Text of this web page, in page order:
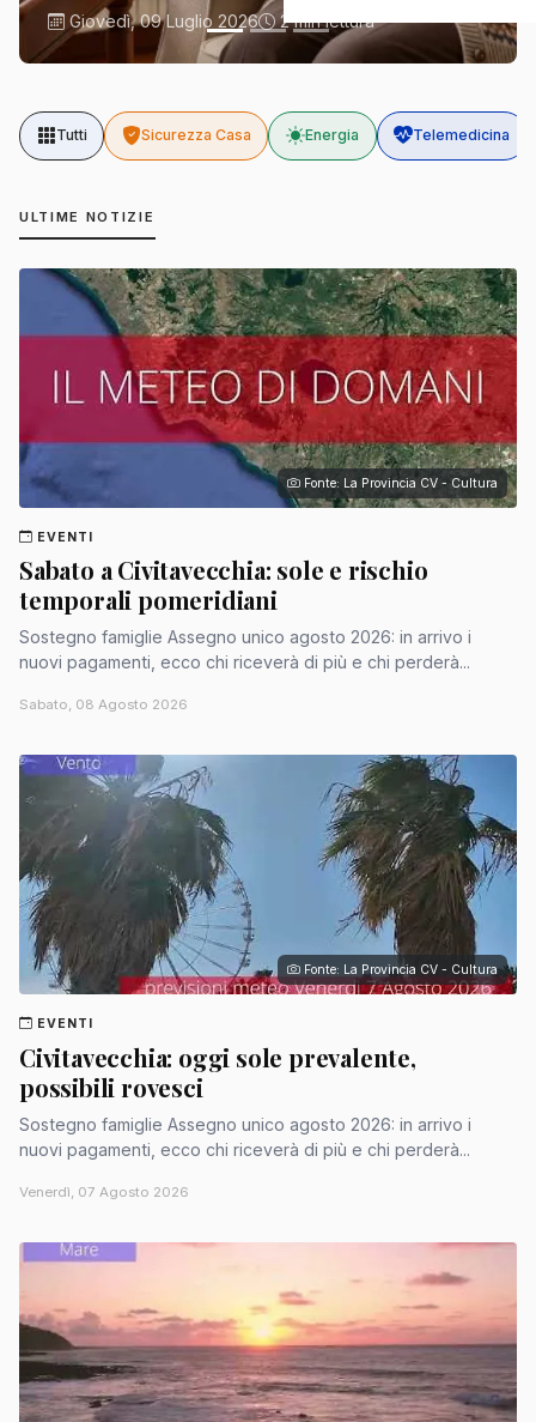
Giovedì, 09 Luglio 2026 2 min lettura
Tutti Sicurezza Casa Energia Telemedicina
ULTIME NOTIZIE
Fonte: La Provincia CV - Cultura
EVENTI
Sabato a Civitavecchia: sole e rischio
temporali pomeridiani
Sostegno famiglie Assegno unico agosto 2026: in arrivo i
nuovi pagamenti, ecco chi riceverà di più e chi perderà...
Sabato, 08 Agosto 2026
Fonte: La Provincia CV - Cultura
EVENTI
Civitavecchia: oggi sole prevalente,
possibili rovesci
Sostegno famiglie Assegno unico agosto 2026: in arrivo i
nuovi pagamenti, ecco chi riceverà di più e chi perderà...
Venerdì, 07 Agosto 2026